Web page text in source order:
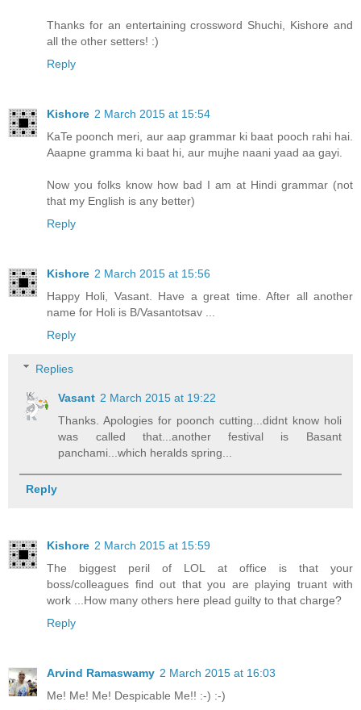
Thanks for an entertaining crossword Shuchi, Kishore and
all the other setters! :)
Reply
Kishore 2 March 2015 at 15:54
KaTe poonch meri, aur aap grammar ki baat pooch rahi hai.
Aaapne gramma ki baat hi, aur mujhe naani yaad aa gayi.
Now you folks know how bad I am at Hindi grammar (not
that my English is any better)
Reply
Kishore 2 March 2015 at 15:56
Happy Holi, Vasant. Have a great time. After all another
name for Holi is B/Vasantotsav ...
Reply
Replies
Vasant 2 March 2015 at 19:22
Thanks. Apologies for poonch cutting...didnt know holi
was called that...another festival is Basant
panchami...which heralds spring...
Reply
Kishore 2 March 2015 at 15:59
The biggest peril of LOL at office is that your
boss/colleagues find out that you are playing truant with
work ...How many others here plead guilty to that charge?
Reply
Arvind Ramaswamy 2 March 2015 at 16:03
Me! Me! Me! Despicable Me!! :-) :-)